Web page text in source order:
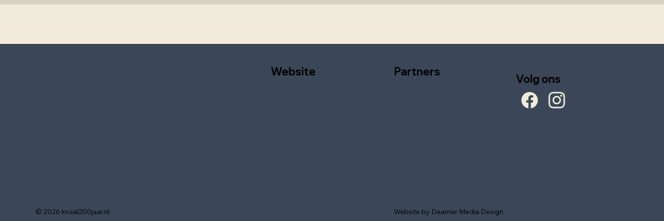
Website Partners
Volg ons
© 2026 knaal200jaar.nl Website by Deamer Media Design